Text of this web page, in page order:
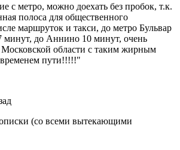
с метро, можно доехать без пробок, т.к.
полоса для общественного
маршруток и такси, до метро Бульвар
минут, до Аннино 10 минут, очень
области с таким жирным
пути!!!!!"
(со всеми вытекающими